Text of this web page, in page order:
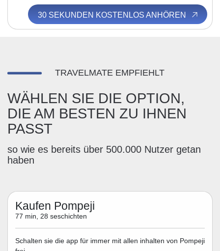
30 SEKUNDEN KOSTENLOS ANHÖREN
TRAVELMATE EMPFIEHLT
WÄHLEN SIE DIE OPTION,
DIE AM BESTEN ZU IHNEN
PASST
so wie es bereits über 500.000 Nutzer getan
haben
Kaufen Pompeji
77 min, 28 seschichten
Schalten sie die app für immer mit allen inhalten von Pompeji